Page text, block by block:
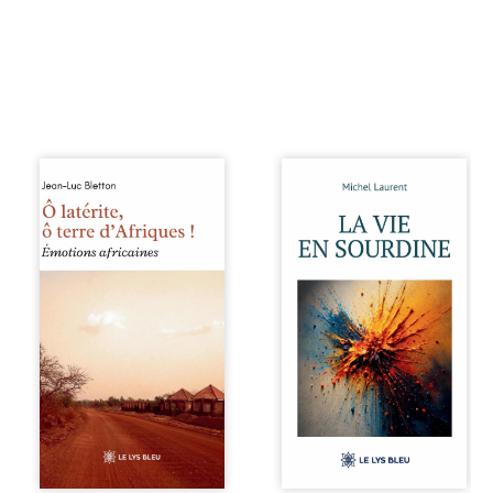
Ô latérite, ô terre
d’Afriques ! est un
poétique et
authentique aux
paysages, aux
émotions brutes
d’un continent en
entre traditions et
modernité. Des
souvenirs intimes
– la pluie à
Namoungou, le
baobab de
Zagtouli – aux
Nina et Pierre se
très jeunes,
presque par
hasard, et se sont
aimés simplement,
persuadés que la
présence de
l’autre suffirait. Ils
mènent une
existence
modeste, rythmée
par le travail, la
fatigue et les
de la mère de